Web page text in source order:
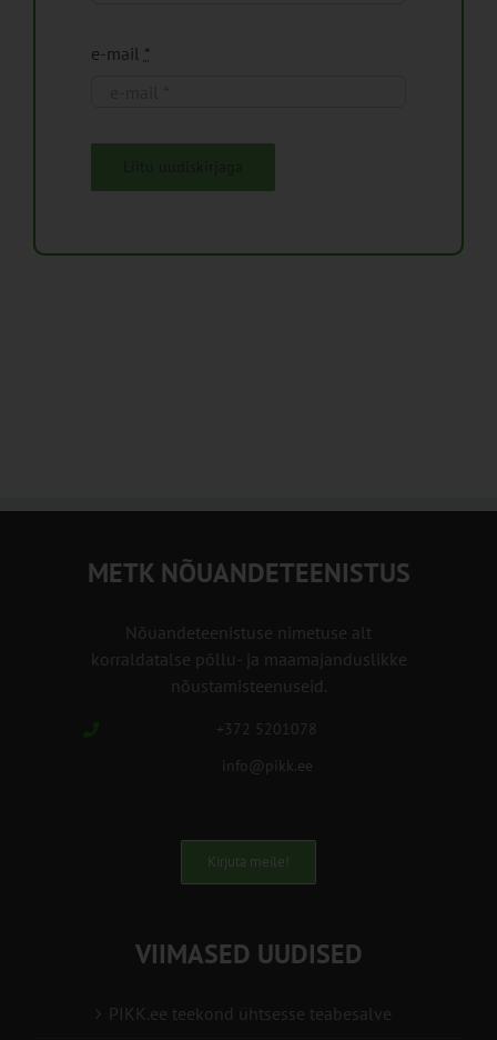
e-mail *
METK NÕUANDETEENISTUS
Nõuandeteenistuse nimetuse alt
korraldatalse põllu- ja maamajanduslikke
nõustamisteenuseid.
+372 5201078
info@pikk.ee
Kirjuta meile!
VIIMASED UUDISED
PIKK.ee teekond ühtsesse teabesalve